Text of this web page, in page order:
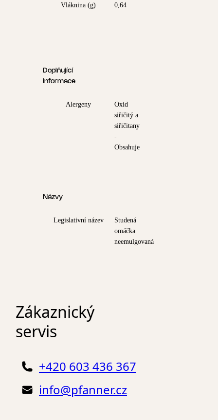
Vláknina (g)
0,64
Doplňující
informace
Alergeny
Oxid
siřičitý a
siřičitany
-
Obsahuje
Názvy
Legislativní název
Studená
omáčka
neemulgovaná
Zákaznický
servis
+420 603 436 367
info@pfanner.cz